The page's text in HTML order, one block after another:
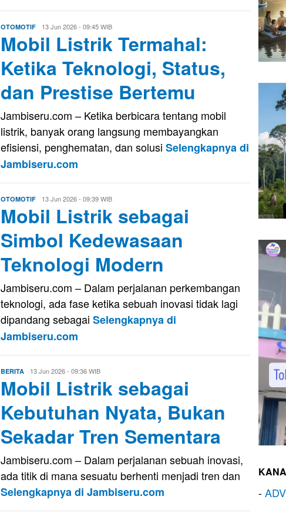
OTOMOTIF Evo
Kusnady
13 Jun 2026 - 09:45 WIB
Mobil Listrik Termahal:
Ketika Teknologi, Status,
dan Prestise Bertemu
Jambiseru.com – Ketika berbicara tentang mobil
listrik, banyak orang langsung membayangkan
efisiensi, penghematan, dan solusi Selengkapnya di
Jambiseru.com
OTOMOTIF Evo
Kusnady
13 Jun 2026 - 09:39 WIB
Mobil Listrik sebagai
Simbol Kedewasaan
Teknologi Modern
Jambiseru.com – Dalam perjalanan perkembangan
teknologi, ada fase ketika sebuah inovasi tidak lagi
dipandang sebagai Selengkapnya di
Jambiseru.com
BERITA Evo
Kusnady
13 Jun 2026 - 09:36 WIB
Mobil Listrik sebagai
Kebutuhan Nyata, Bukan
Sekadar Tren Sementara
Jambiseru.com – Dalam perjalanan sebuah inovasi,
ada titik di mana sesuatu berhenti menjadi tren dan
Selengkapnya di Jambiseru.com
-